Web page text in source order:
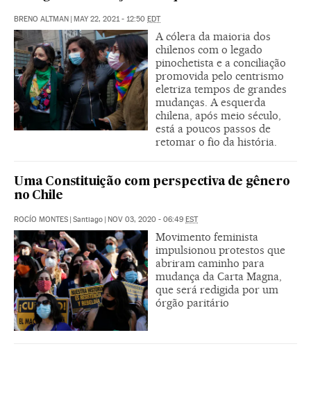
BRENO ALTMAN | MAY 22, 2021 - 12:50 EDT
A cólera da maioria dos
chilenos com o legado
pinochetista e a conciliação
promovida pelo centrismo
eletriza tempos de grandes
mudanças. A esquerda
chilena, após meio século,
está a poucos passos de
retomar o fio da história.
Uma Constituição com perspectiva de gênero
no Chile
ROCÍO MONTES | Santiago | NOV 03, 2020 - 06:49 EST
Movimento feminista
impulsionou protestos que
abriram caminho para
mudança da Carta Magna,
que será redigida por um
órgão paritário